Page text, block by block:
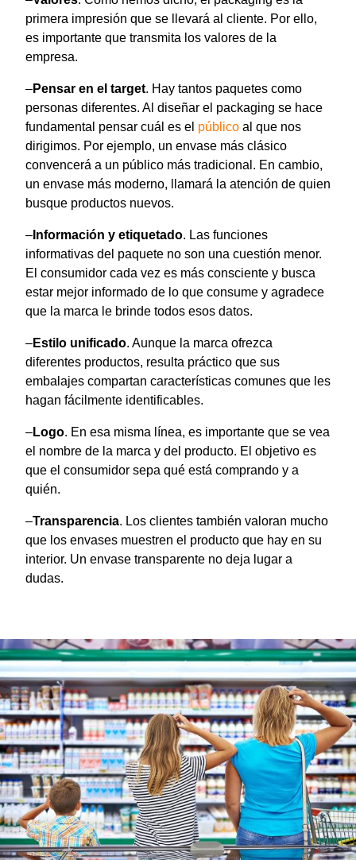
primera impresión que se llevará al cliente. Por ello,
es importante que transmita los valores de la
empresa.
–Pensar en el target. Hay tantos paquetes como
personas diferentes. Al diseñar el packaging se hace
fundamental pensar cuál es el público al que nos
dirigimos. Por ejemplo, un envase más clásico
convencerá a un público más tradicional. En cambio,
un envase más moderno, llamará la atención de quien
busque productos nuevos.
– Información y etiquetado. Las funciones
informativas del paquete no son una cuestión menor.
El consumidor cada vez es más consciente y busca
estar mejor informado de lo que consume y agradece
que la marca le brinde todos esos datos.
–Estilo unificado. Aunque la marca ofrezca
diferentes productos, resulta práctico que sus
embalajes compartan características comunes que les
hagan fácilmente identificables.
–Logo. En esa misma línea, es importante que se vea
el nombre de la marca y del producto. El objetivo es
que el consumidor sepa qué está comprando y a
quién.
–Transparencia. Los clientes también valoran mucho
que los envases muestren el producto que hay en su
interior. Un envase transparente no deja lugar a
dudas.